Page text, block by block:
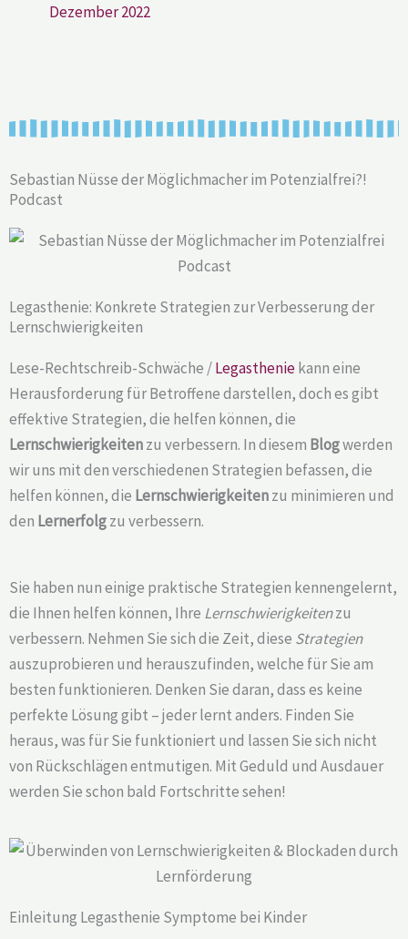
Dezember 2022
Sebastian Nüsse der Möglichmacher im Potenzialfrei?!
Podcast
Legasthenie: Konkrete Strategien zur Verbesserung der
Lernschwierigkeiten
Lese-Rechtschreib-Schwäche /Legastheniekann eine
Herausforderung für Betroffene darstellen, doch es gibt
effektive Strategien, die helfen können, die
Lernschwierigkeitenzu verbessern. In diesem Blogwerden
wir uns mit den verschiedenen Strategien befassen, die
helfen können, die Lernschwierigkeitenzu minimieren und
den Lernerfolgzu verbessern.
Sie haben nun einige praktische Strategien kennengelernt,
die Ihnen helfen können, Ihre Lernschwierigkeitenzu
verbessern. Nehmen Sie sich die Zeit, diese Strategien
auszuprobieren und herauszufinden, welche für Sie am
besten funktionieren. Denken Sie daran, dass es keine
perfekte Lösung gibt – jeder lernt anders. Finden Sie
heraus, was für Sie funktioniert und lassen Sie sich nicht
von Rückschlägen entmutigen. Mit Geduld und Ausdauer
werden Sie schon bald Fortschritte sehen!
Einleitung Legasthenie Symptome bei Kinder